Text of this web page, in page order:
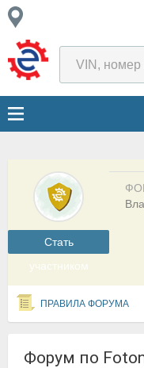
Cтать
участником
ПРАВИЛА ФОРУМА
Форум по